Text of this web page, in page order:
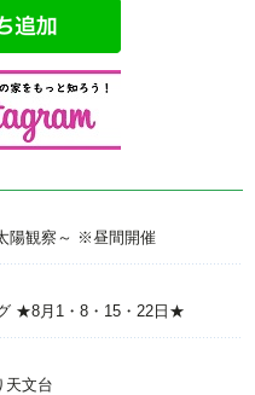
陽観察～ ※昼間開催
★8月1・8・15・22日★
天文台